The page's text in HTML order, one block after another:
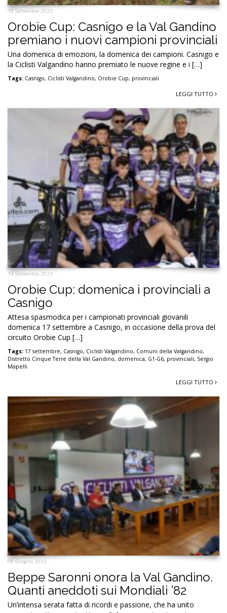
18 Settembre 2023
Orobie Cup: Casnigo e la Val Gandino
premiano i nuovi campioni provinciali
Una domenica di emozioni, la domenica dei campioni. Casnigo e
la Ciclisti Valgandino hanno premiato le nuove regine e i […]
Tags: Casnigo, Ciclisti Valgandino, Orobie Cup, provinciali
LEGGI TUTTO
14 Settembre 2023
Orobie Cup: domenica i provinciali a
Casnigo
Attesa spasmodica per i campionati provinciali giovanili
domenica 17 settembre a Casnigo, in occasione della prova del
circuito Orobie Cup […]
Tags: 17 settembre, Casnigo, Ciclisti Valgandino, Comuni della Valgandino,
Distretto Cinque Terre della Val Gandino, domenica, G1-G6, provinciali, Sergio
Mapelli
LEGGI TUTTO
09 Giugno 2023
Beppe Saronni onora la Val Gandino.
Quanti aneddoti sui Mondiali ’82
Un’intensa serata fatta di ricordi e passione, che ha unito